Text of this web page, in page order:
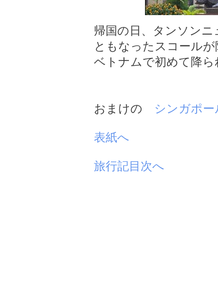
帰国の日、タンソン
ともなったスコール
ベトナムで初めて降
おまけの シンガポ
表紙へ
旅行記目次へ